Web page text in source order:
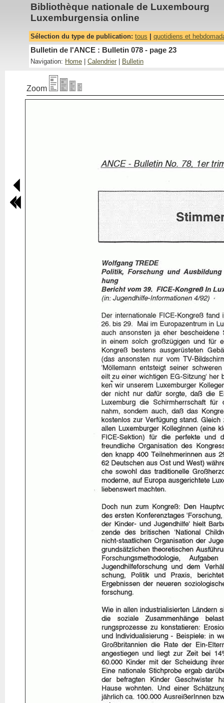
Bibliothèque nationale de Luxembourg
Luxemburgensia online
Sélection du type de publication: tous quotidiens et
Bulletin de l'ANCE : Bulletin 078 - page 23
Navigation: Home Calendrier Bulletin
Zoom